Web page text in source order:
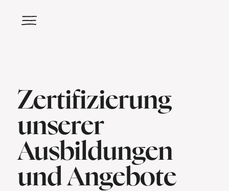
Zertifizierung
unserer
Ausbildungen
und Angebote